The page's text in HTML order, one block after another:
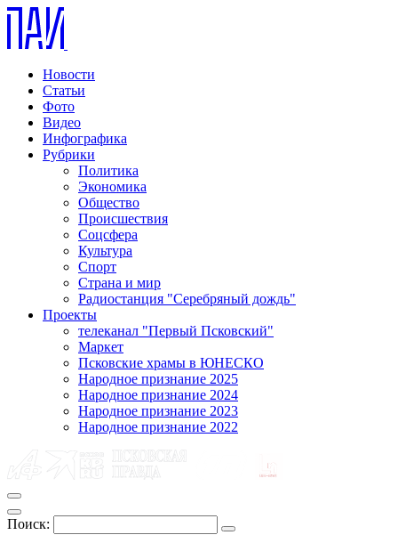
Новости
Статьи
Фото
Видео
Инфографика
Рубрики
Политика
Экономика
Общество
Происшествия
Соцсфера
Культура
Спорт
Страна и мир
Радиостанция "Серебряный дождь"
Проекты
телеканал "Первый Псковский"
Маркет
Псковские храмы в ЮНЕСКО
Народное признание 2025
Народное признание 2024
Народное признание 2023
Народное признание 2022
Поиск: